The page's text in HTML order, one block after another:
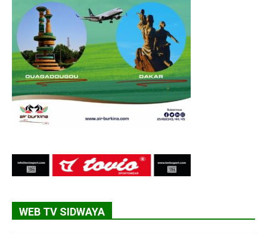
WEB TV SIDWAYA